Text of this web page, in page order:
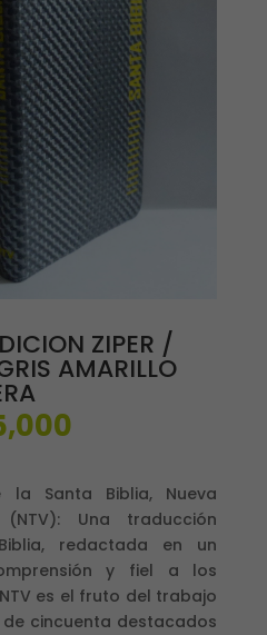
ZIPER /
AMARILLO
El
es:
$85,000.
la Santa Biblia, Nueva
(NTV): Una traducción
redactada en un
y fiel a los
es el fruto del trabajo
cincuenta destacados